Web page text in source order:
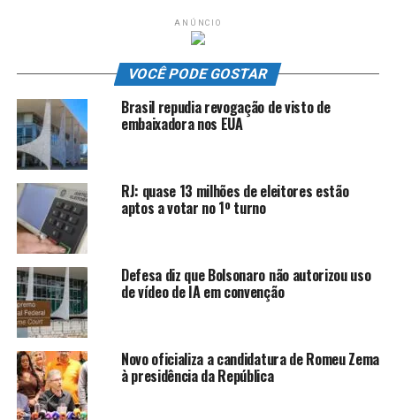
(PR), afirmou na semana passada à GloboNews ser
favorável à prorrogação e disse que o alto preço dos
combustíveis não é resultado da tributação, e sim da
“Eu, particularmente, defendo que tenha pelo menos
uma prorrogação até a gente entrar para ver como está
a política de preços de combustíveis da Petrobrás.
Porque o problema não é a questão do tributo, é a
política de preços da Petrobrás, é a dolarização que
aconteceu”.
ANÚNCIO
VOCÊ PODE GOSTAR
Brasil repudia revogação de visto de
embaixadora nos EUA
RJ: quase 13 milhões de eleitores estão
aptos a votar no 1º turno
Defesa diz que Bolsonaro não autorizou uso
de vídeo de IA em convenção
Novo oficializa a candidatura de Romeu Zema
à presidência da República